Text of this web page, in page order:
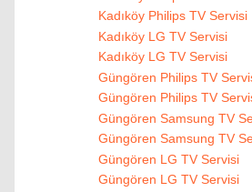
Kadıköy Philips TV Servisi
Kadıköy LG TV Servisi
Kadıköy LG TV Servisi
Güngören Philips TV
Güngören Philips TV
Güngören Samsung TV
Güngören Samsung TV
Güngören LG TV Servisi
Güngören LG TV Servisi